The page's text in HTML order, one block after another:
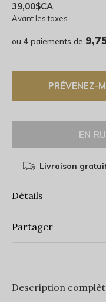
39,00$CA
Avant les taxes
ou 4 paiements de
PRÉVENEZ-
EN
Livraison
Détails
Partager
Description